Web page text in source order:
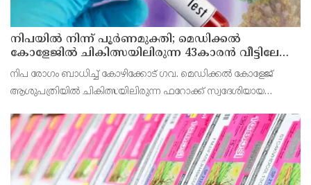
നിപയിൽ നിന്ന് പൂർണമുക്തി; മെഡിക്കൽ
കോളേജിൽ ചികിത്സയിലിരുന്ന 43കാരൻ വീട്ടിലേക്ക്
മടങ്ങി
നിപ രോഗം ബാധിച്ച് കോഴിക്കോട് ഗവ. മെഡിക്കൽ കോളേജ്
ആശുപത്രിയിൽ ചികിത്സയിലിരുന്ന ഫറോക്ക് സ്വദേശിയായ